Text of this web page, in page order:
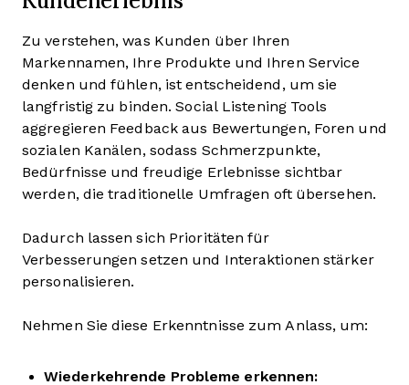
Zu verstehen, was Kunden über Ihren
Markennamen, Ihre Produkte und Ihren Service
denken und fühlen, ist entscheidend, um sie
langfristig zu binden. Social Listening Tools
aggregieren Feedback aus Bewertungen, Foren und
sozialen Kanälen, sodass Schmerzpunkte,
Bedürfnisse und freudige Erlebnisse sichtbar
werden, die traditionelle Umfragen oft übersehen.
Dadurch lassen sich Prioritäten für
Verbesserungen setzen und Interaktionen stärker
personalisieren.
Nehmen Sie diese Erkenntnisse zum Anlass, um:
Wiederkehrende Probleme erkennen: